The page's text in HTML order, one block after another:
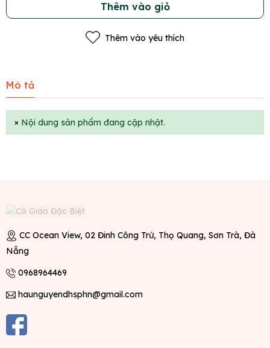
Thêm vào giỏ
Thêm vào yêu thích
Mô tả
× Nội dung sản phẩm đang cập nhật.
CC Ocean View, 02 Đinh Công Trứ, Thọ Quang, Sơn Trà, Đà
Nẵng
0968964469
haunguyendhsphn@gmail.com